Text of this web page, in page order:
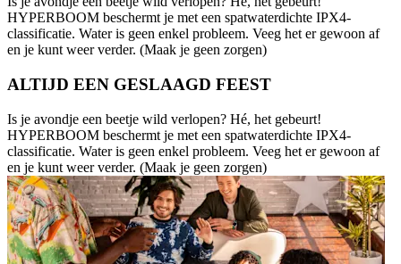
HYPERBOOM beschermt je met een spatwaterdichte IPX4-
classificatie. Water is geen enkel probleem. Veeg het er gewoon af
en je kunt weer verder. (Maak je geen zorgen)
ALTIJD EEN GESLAAGD FEEST
Is je avondje een beetje wild verlopen? Hé, het gebeurt!
HYPERBOOM beschermt je met een spatwaterdichte IPX4-
classificatie. Water is geen enkel probleem. Veeg het er gewoon af
en je kunt weer verder. (Maak je geen zorgen)